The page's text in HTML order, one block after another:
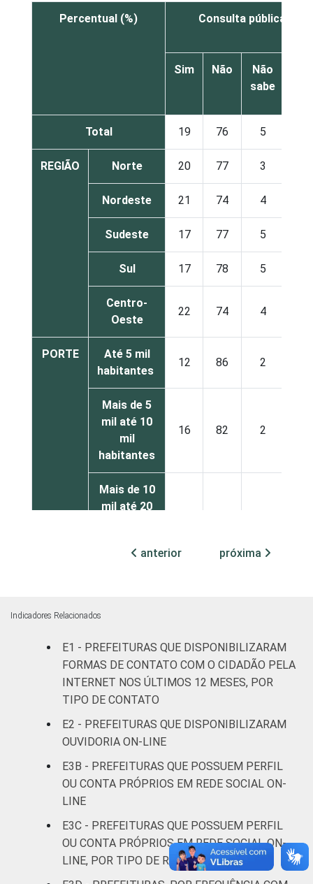
Percentual (%) Consulta pública on-
Sim Não
Não
sabe
Total 19 76 5
REGIÃO Norte 20 77 3
Nordeste 21 74 4
Sudeste 17 77 5
Sul 17 78 5
Centro-
Oeste
22 74 4
PORTE
Até 5 mil
habitantes
12 86 2
Mais de 5
mil até 10
mil
habitantes
16 82 2
Mais de 10
mil até 20
Mais de 50
mil até 100
mil
28 65 7
Mais de
100 mil até
500 mil
35 55 9
Mais de
500 mil
habitantes
73 20 7
anterior próxima
Indicadores Relacionados
E1 - PREFEITURAS QUE DISPONIBILIZARAM
FORMAS DE CONTATO COM O CIDADÃO PELA
INTERNET NOS ÚLTIMOS 12 MESES, POR
TIPO DE CONTATO
E2 - PREFEITURAS QUE DISPONIBILIZARAM
OUVIDORIA ON-LINE
E3B - PREFEITURAS QUE POSSUEM PERFIL
OU CONTA PRÓPRIOS EM REDE SOCIAL ON-
LINE
E3C - PREFEITURAS QUE POSSUEM PERFIL
OU CONTA PRÓPRIOS EM REDE SOCIAL ON-
LINE, POR TIPO DE REDE SOCIAL